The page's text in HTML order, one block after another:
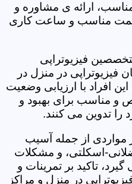
ارائه ی مشاوره و
مناسب و ساعت کاری
فیزیوتراپی
فیزیوتراپی در منزل در
افراد با ارزیابی وضعیت
و مناسب برای بهبود و
را تدوین می کنند.
مواردی از جمله آسیب
اسکلتی، و مشکلات
تاکید بر تمرینات و
در منزل و مراکز